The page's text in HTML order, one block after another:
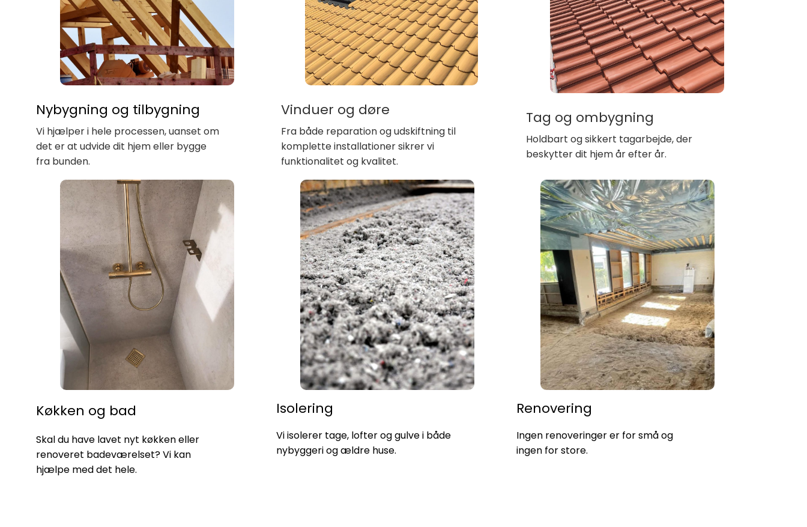
Nybygning og tilbygning
Vi hjælper i hele processen, uanset om
det er at udvide dit hjem eller bygge
fra bunden.
Vinduer og døre
Fra både reparation og udskiftning til
komplette installationer sikrer vi
funktionalitet og kvalitet.
Tag og ombygning
Holdbart og sikkert tagarbejde, der
beskytter dit hjem år efter år.
Køkken og bad
Skal du have lavet nyt køkken eller
renoveret badeværelset? Vi kan
hjælpe med det hele.
Isolering
Vi isolerer tage, lofter og gulve i både
nybyggeri og ældre huse.
Renovering
Ingen renoveringer er for små og
ingen for store.